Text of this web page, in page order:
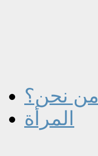
من نحن؟
المرأة